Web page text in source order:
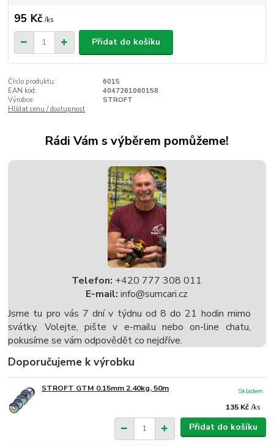
95 Kč /ks
Přidat do košíku
Číslo produktu:
6015
EAN kód:
4047261060158
Výrobce:
STROFT
Hlídat cenu / dostupnost
Rádi Vám s výběrem pomůžeme!
Telefon: +420 777 308 011
E-mail: info@sumcari.cz
Jsme tu pro vás 7 dní v týdnu od 8 do 21 hodin mimo
svátky. Volejte, pište v e-mailu nebo on-line chatu,
pokusíme se vám odpovědět co nejdříve.
Doporučujeme k výrobku
STROFT GTM 0.15mm 2.40kg, 50m
135 Kč /ks
Skladem
Přidat do košíku